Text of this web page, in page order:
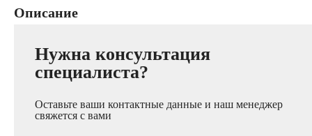
Описание
Нужна консультация
специалиста?
Оставьте ваши контактные данные и наш менеджер
свяжется с вами